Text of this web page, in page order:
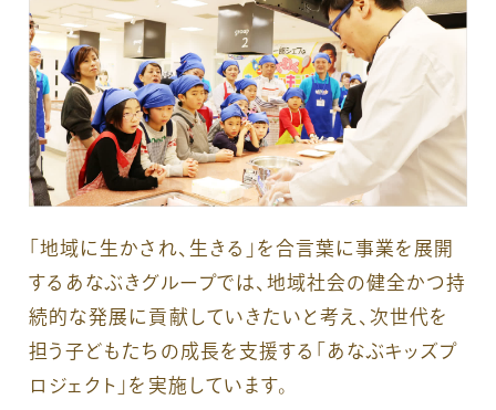
「地域に生かされ、生きる」を合言葉に事業を展開
するあなぶきグループでは、地域社会の健全かつ持
続的な発展に貢献していきたいと考え、次世代を
担う子どもたちの成長を支援する「あなぶキッズプ
ロジェクト」を実施しています。